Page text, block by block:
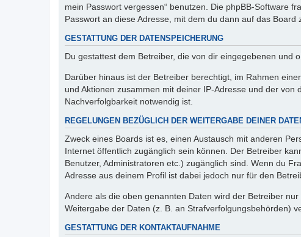
mein Passwort vergessen“ benutzen. Die phpBB-Software
Passwort an diese Adresse, mit dem du dann auf das Board
GESTATTUNG DER DATENSPEICHERUNG
Du gestattest dem Betreiber, die von dir eingegebenen und
Darüber hinaus ist der Betreiber berechtigt, im Rahmen
und Aktionen zusammen mit deiner IP-Adresse und der
Nachverfolgbarkeit notwendig ist.
REGELUNGEN BEZÜGLICH DER WEITERGABE DEINER
Zweck eines Boards ist es, einen Austausch mit anderen
Internet öffentlich zugänglich sein können. Der Betreiber
Benutzer, Administratoren etc.) zugänglich sind. Wenn du
Adresse aus deinem Profil ist dabei jedoch nur für den
Andere als die oben genannten Daten wird der Betreiber
Weitergabe der Daten (z. B. an Strafverfolgungsbehörden)
GESTATTUNG DER KONTAKTAUFNAHME